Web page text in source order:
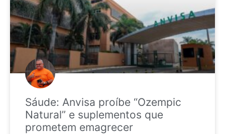
Sáude: Anvisa proíbe “Ozempic
Natural” e suplementos que
prometem emagrecer